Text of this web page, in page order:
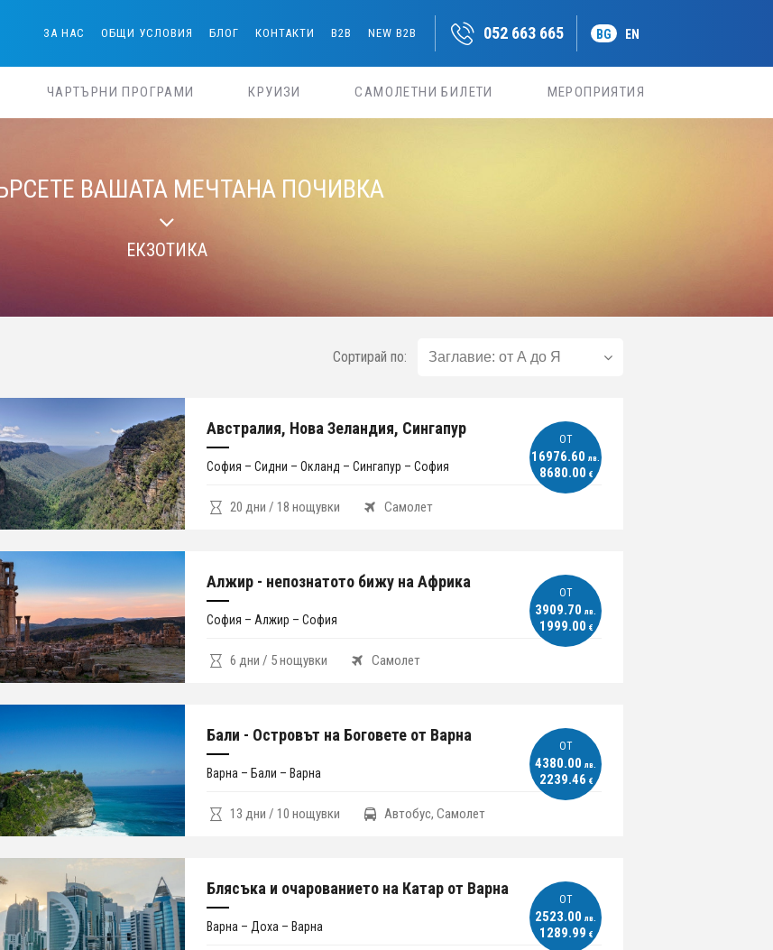
ЗА НАС ОБЩИ УСЛОВИЯ БЛОГ КОНТАКТИ B2B NEW B2B 052 663 665 BG EN
ЧАРТЪРНИ ПРОГРАМИ КРУИЗИ САМОЛЕТНИ БИЛЕТИ МЕРОПРИЯТИЯ
ВАШАТА МЕЧТАНА ПОЧИВКА
ЕКЗОТИКА
Сортирай по:
ОT
16976.60 лв.
8680.00 €
Австралия, Нова Зеландия, Сингапур
София – Сидни – Окланд – Сингапур – София
20 дни / 18 нощувки Самолет
ОT
3909.70 лв.
1999.00 €
Алжир - непознатото бижу на Африка
София – Алжир – София
6 дни / 5 нощувки Самолет
ОT
4380.00 лв.
2239.46 €
Бали - Островът на Боговете от Варна
Варна – Бали – Варна
13 дни / 10 нощувки Автобус, Самолет
ОT
2523.00 лв.
1289.99 €
Блясъка и очарованието на Катар от Варна
Варна – Доха – Варна